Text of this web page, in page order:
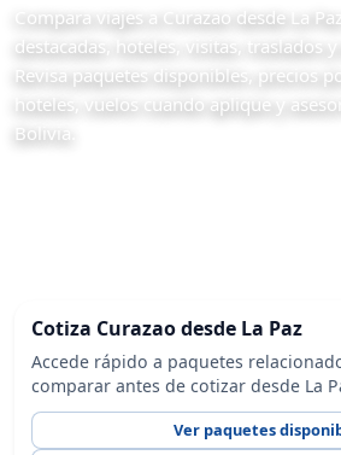
Compara viajes a Curazao desde La
destacadas, hoteles, visitas, traslados y
Revisa paquetes disponibles, precios
hoteles, vuelos cuando aplique y
Bolivia.
Cotiza Curazao desde La Paz
Accede rápido a paquetes
comparar antes de cotizar desde La
Ver paquetes